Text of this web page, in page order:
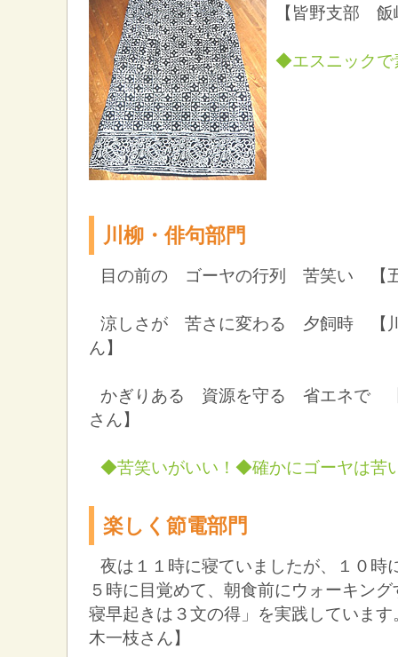
【皆野支部 飯
◆エスニックで
川柳・俳句部門
目の前の ゴーヤの行列 苦笑い 【
涼しさが 苦さに変わる 夕飼時 【
ん】
かぎりある 資源を守る 省エネで
さん】
◆苦笑いがいい！◆確かにゴーヤは苦
楽しく節電部門
夜は１１時に寝ていましたが、１０時
５時に目覚めて、朝食前にウォーキン
寝早起きは３文の得」を実践してい
木一枝さん】